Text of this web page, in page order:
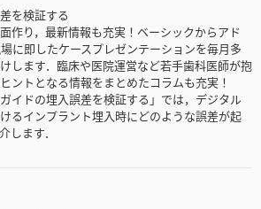
を検証する
作り，最新情報も充実！ベーシックからアド
に即したケースプレゼンテーションを毎月多
します．臨床や医院運営など若手歯科医師が抱
ントとなる情報をまとめたコラムも充実！
イドの埋入誤差を検証する」では，デジタル
るインプラント埋入時にどのような誤差が起
します．